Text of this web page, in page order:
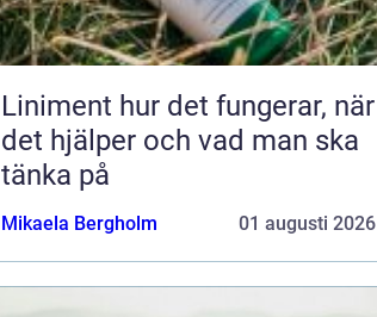
Liniment hur det fungerar, när
det hjälper och vad man ska
tänka på
Mikaela Bergholm 01 augusti 2026